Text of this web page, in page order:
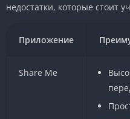
недостатки, которые стоит
Приложение
Share Me